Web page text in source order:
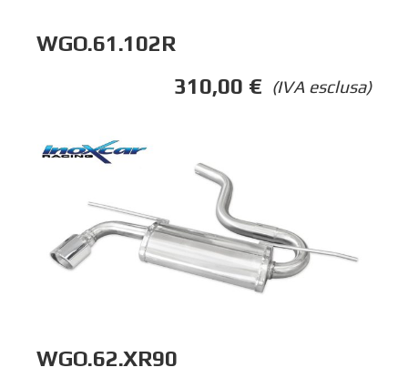
WGO.61.102R
(IVA esclusa)
310,00 €
WGO.62.XR90